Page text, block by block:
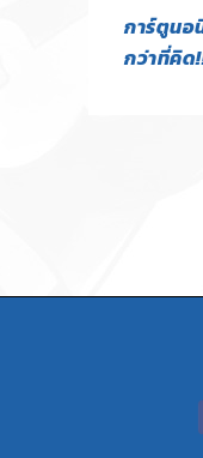
การ์ตูนอ
กว่าที่คิด